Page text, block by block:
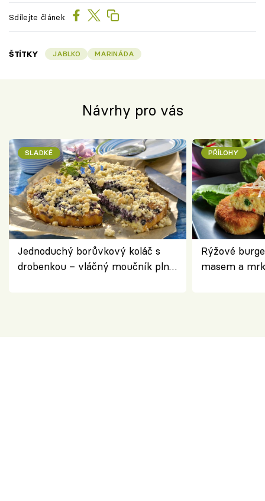
Sdílejte článek
ŠTÍTKY JABLKO MARINÁDA
Návrhy pro vás
SLADKÉ
Jednoduchý borůvkový koláč s
drobenkou – vláčný moučník plný
PŘÍLOHY
Rýžové
masem a